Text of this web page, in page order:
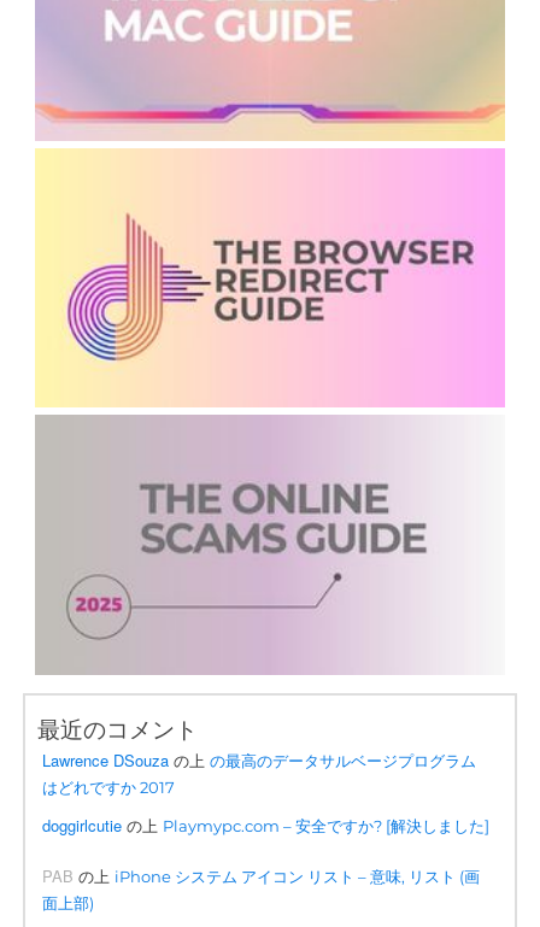
最近のコメント
Lawrence DSouza の上の最高のデータサルベージプログラム
はどれですか 2017
doggirlcutie の上 Playmypc.com – 安全ですか? [解決しました]
PAB の上 iPhone システム アイコン リスト – 意味, リスト (画
面上部)